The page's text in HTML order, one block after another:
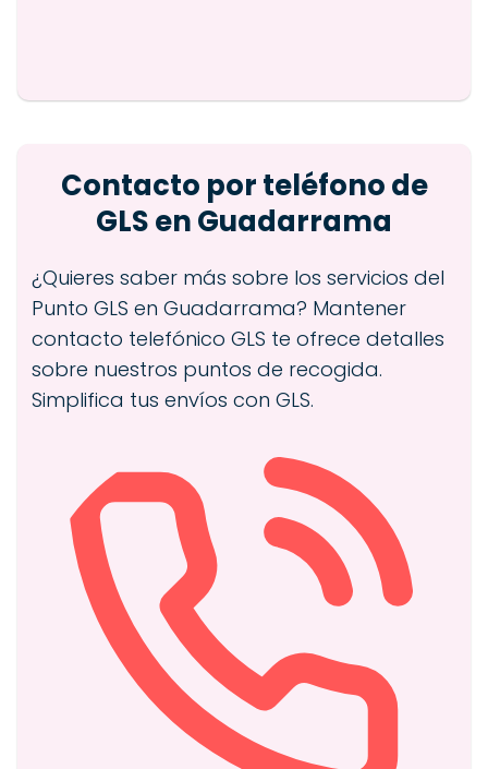
Contacto por teléfono de
GLS en Guadarrama
¿Quieres saber más sobre los servicios del
Punto GLS en Guadarrama? Mantener
contacto telefónico GLS te ofrece detalles
sobre nuestros puntos de recogida.
Simplifica tus envíos con GLS.